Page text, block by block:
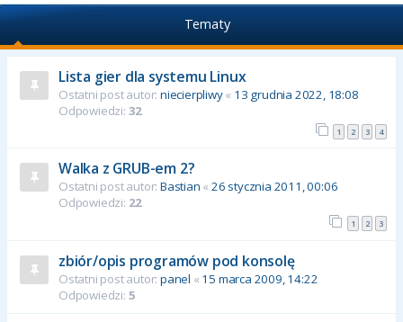
Tematy
Lista gier dla systemu Linux
Ostatni post autor: niecierpliwy« 13 grudnia 2022, 18:08
Odpowiedzi: 32
1 2 3 4
Walka z GRUB-em 2?
Ostatni post autor: Bastian «26 stycznia 2011, 00:06
Odpowiedzi: 22
1 2 3
zbiór/opis programów pod konsolę
Ostatni post autor: panel « 15 marca 2009, 14:22
Odpowiedzi: 5